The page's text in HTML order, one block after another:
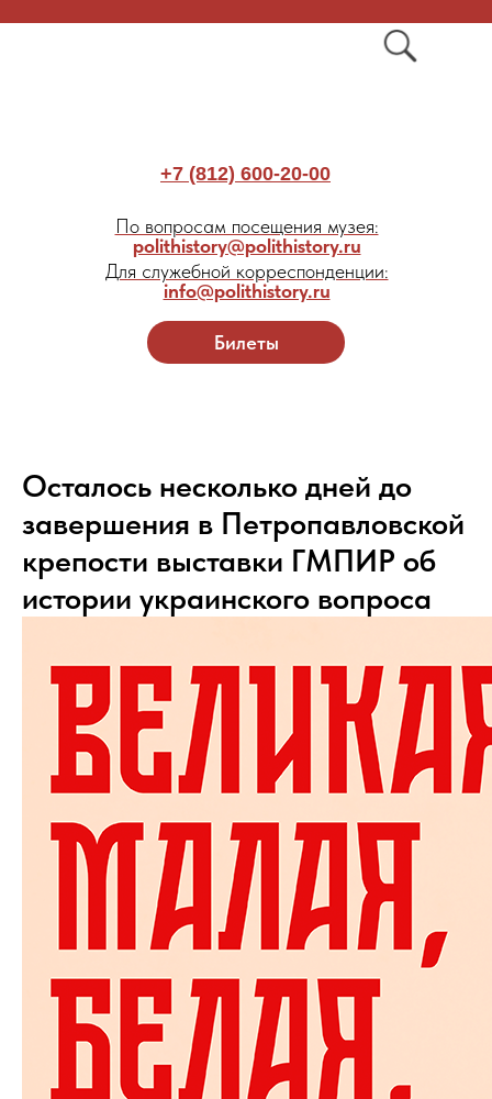
Билеты
+7 (812) 600-20-00
По вопросам посещения музея:
polithistory@polithistory.ru
Для служебной корреспонденции:
info@polithistory.ru
Осталось несколько дней до
завершения в Петропавловской
крепости выставки ГМПИР об
истории украинского вопроса